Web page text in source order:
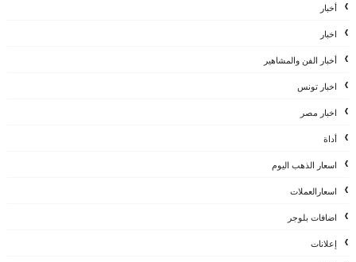
أخبار
اخبار
أخبار الفن والمشاهير
اخبار تونس
اخبار مصر
أداة
اسعار الذهب اليوم
اسعارالعملات
اضافات بلوجر
إعلانات